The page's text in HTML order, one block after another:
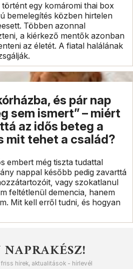
egy komáromi thai box
bemelegítés közben hirtelen
Többen azonnal
a kiérkező mentők azonban
az életét. A fiatal halálának
és pár nap
sem ismert” – miért
az idős beteg a
mit tehet a család?
embert még tiszta tudattal
nappal később pedig zavarttá
vagy szokatlanul
feltétlenül demencia, hanem
Mit kell erről tudni, és hogyan
NAPRAKÉSZ!
hírek, aktualitások - hírlevél